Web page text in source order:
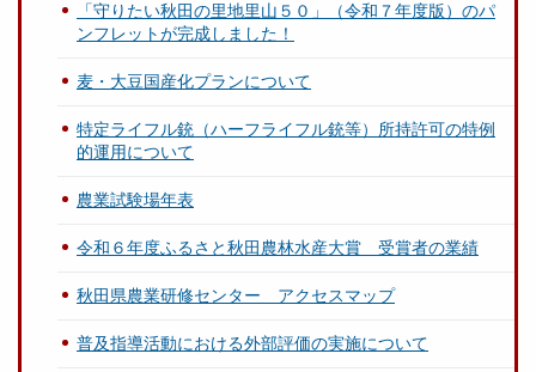
「守りたい秋田の里地里山５０」（令和７年度版）のパ
ンフレットが完成しました！
麦・大豆国産化プランについて
特定ライフル銃（ハーフライフル銃等）所持許可の特例
的運用について
農業試験場年表
令和６年度ふるさと秋田農林水産大賞 受賞者の業績
秋田県農業研修センター アクセスマップ
普及指導活動における外部評価の実施について